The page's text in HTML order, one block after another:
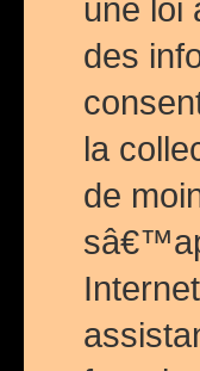
une loi
des
la
de